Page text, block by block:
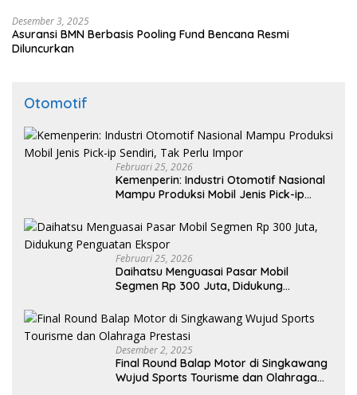
Desember 3, 2025
Asuransi BMN Berbasis Pooling Fund Bencana Resmi
Diluncurkan
Otomotif
Februari 25, 2026
Kemenperin: Industri Otomotif Nasional
Mampu Produksi Mobil Jenis Pick-ip
Februari 25, 2026
Daihatsu Menguasai Pasar Mobil
Segmen Rp 300 Juta, Didukung
Desember 2, 2025
Final Round Balap Motor di Singkawang
Wujud Sports Tourisme dan Olahraga